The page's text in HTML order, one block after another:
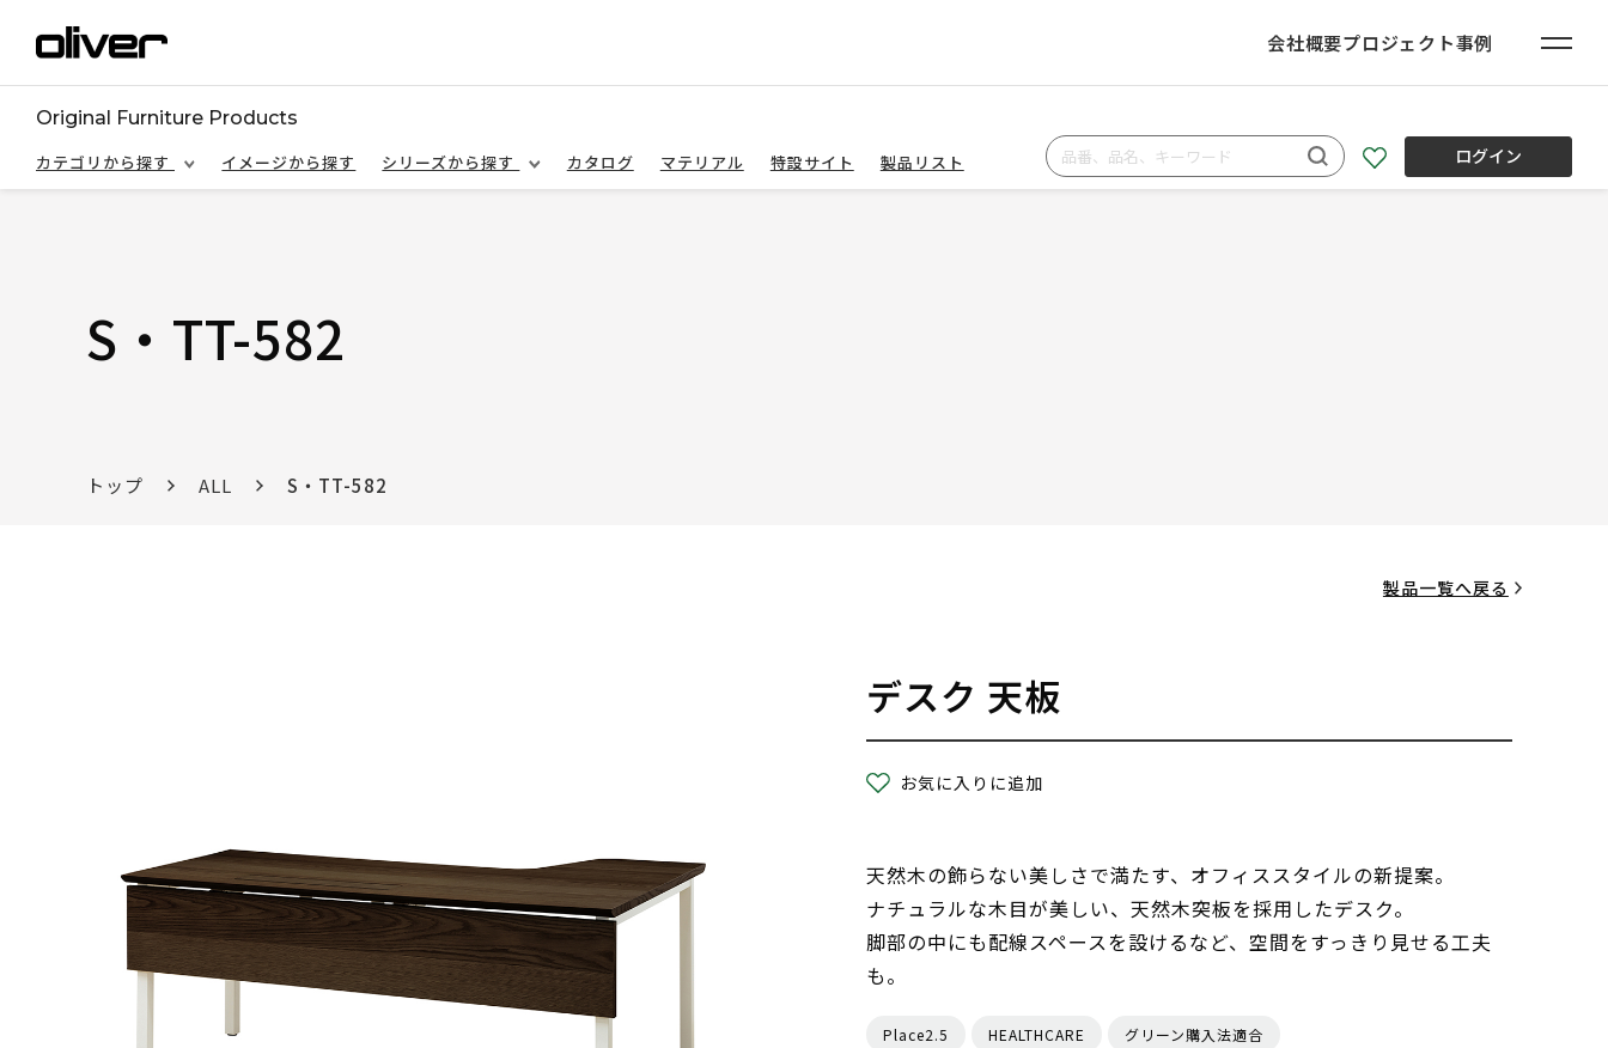
会社概要プロジェクト事例
Original Furniture Products
カテゴリから探す
イメージから探す シリーズから探す カタログ マテリアル 特設サイト 製品リスト ログイン
S・TT-582
トップ ALL S・TT-582
製品一覧へ戻る
デスク 天板
お気に入りに追加
天然木の飾らない美しさで満たす、オフィススタイルの新提案。
ナチュラルな木目が美しい、天然木突板を採用したデスク。
脚部の中にも配線スペースを設けるなど、空間をすっきり見せる工夫
も。
Place2.5 HEALTHCARE グリーン購入法適合